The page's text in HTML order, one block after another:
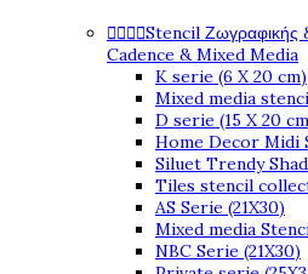
Stencil Ζωγραφικής
Cadence & Mixed Media
K serie (6 X 20 cm)
Mixed media
D serie (15 X 20
Home Decor Midi
Siluet Trendy
Tiles stencil
AS Serie (21X30)
Mixed media
NBC Serie (21X30)